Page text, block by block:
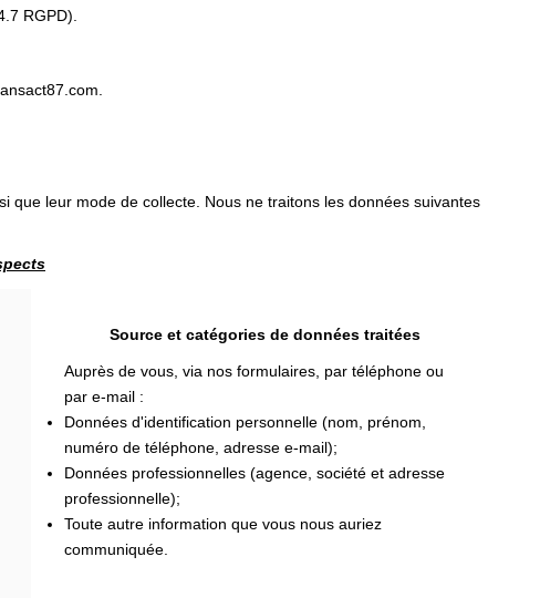
RGPD).
que leur mode de collecte. Nous ne traitons les données suivantes
Source et catégories de données traitées
Auprès de vous, via nos formulaires, par téléphone ou
par e-mail :
Données d'identification personnelle (nom, prénom,
numéro de téléphone, adresse e-mail);
Données professionnelles (agence, société et adresse
professionnelle);
Toute autre information que vous nous auriez
communiquée.